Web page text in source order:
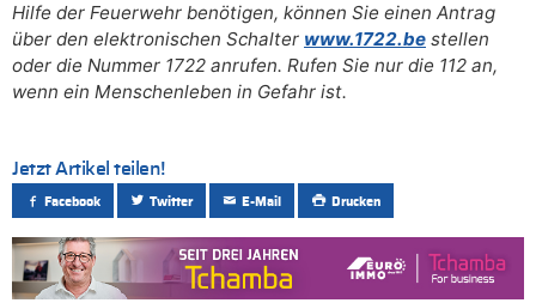
Hilfe der Feuerwehr benötigen, können Sie einen Antrag
über den elektronischen Schalter www.1722.be stellen
oder die Nummer 1722 anrufen. Rufen Sie nur die 112 an,
wenn ein Menschenleben in Gefahr ist.
Jetzt Artikel teilen!
Facebook Twitter E-Mail Drucken